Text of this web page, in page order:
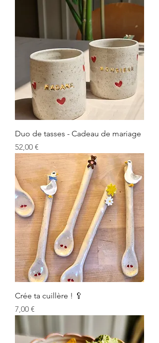
Duo de tasses - Cadeau de mariage
Prix
52,00 €
Crée ta cuillère ! 🥄
Prix
7,00 €